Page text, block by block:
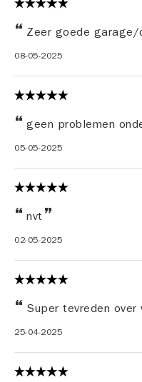
Zeer goede
08-05-2025
geen problemen
05-05-2025
nvt
02-05-2025
Super tevreden
25-04-2025